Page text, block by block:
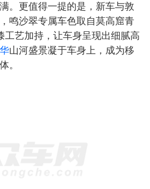
。更值得一提的是，新车与敦
鸣沙翠专属车色取自莫高窟青
工艺加持，让车身呈现出细腻高
山河盛景凝于车身上，成为移
。